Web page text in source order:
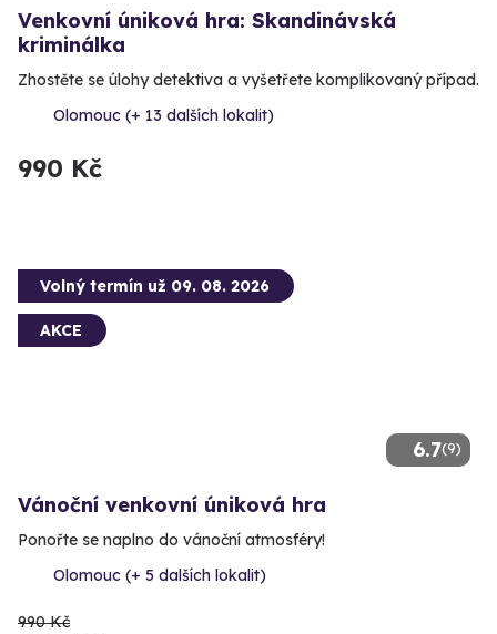
Venkovní úniková hra: Skandinávská
kriminálka
Zhostěte se úlohy detektiva a vyšetřete komplikovaný případ.
Olomouc (+ 13 dalších lokalit)
990 Kč
6.7(9)
Volný termín už 09. 08. 2026
AKCE
Vánoční venkovní úniková hra
Ponořte se naplno do vánoční atmosféry!
Olomouc (+ 5 dalších lokalit)
990 Kč